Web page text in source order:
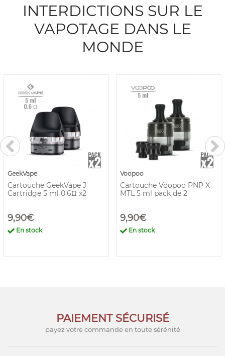
INTERDICTIONS SUR LE
VAPOTAGE DANS LE
MONDE
GeekVape
Cartouche GeekVape J
Cartridge 5 ml 0.6Ω x2
9,90€
En stock
Voopoo
Cartouche Voopoo PNP X
MTL 5 ml pack de 2
9,90€
En stock
PAIEMENT SÉCURISÉ
payez votre commande en toute sérénité